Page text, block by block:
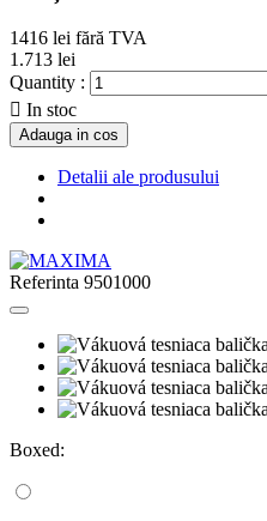
1416 lei fără TVA
1.713 lei
Quantity :
 In stoc
Adauga in cos
Detalii ale produsului
Referinta 9501000
Boxed: